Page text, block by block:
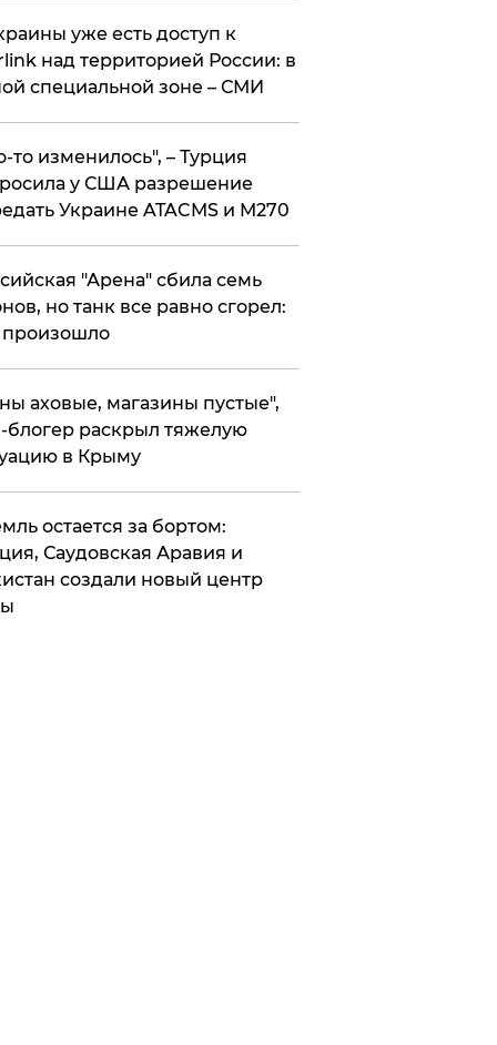
уже есть доступ к
над территорией России: в
специальной зоне – СМИ
то изменилось", – Турция
у США разрешение
Украине ATACMS и M270
"Арена" сбила семь
но танк все равно сгорел:
произошло
аховые, магазины пустые",
раскрыл тяжелую
в Крыму
остается за бортом:
Саудовская Аравия и
создали новый центр